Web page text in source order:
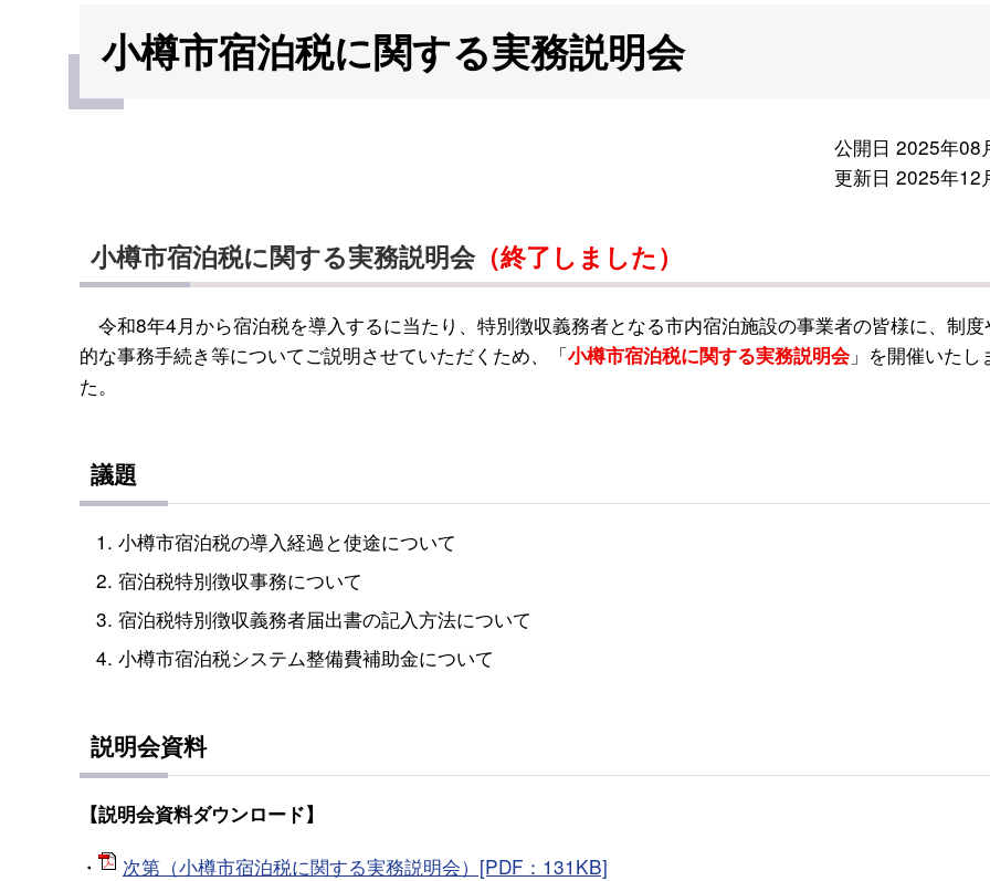
小樽市宿泊税に関する実務説明会
公開日 2025年08
更新日 2025年12
小樽市宿泊税に関する実務説明会（終了しました）
令和8年4月から宿泊税を導入するに当たり、特別徴収義務者となる市内宿泊施設の事業者の皆様に、制度
的な事務手続き等についてご説明させていただくため、「小樽市宿泊税に関する実務説明会 」を開催いたし
た。
議題
小樽市宿泊税の導入経過と使途について
宿泊税特別徴収事務について
宿泊税特別徴収義務者届出書の記入方法について
小樽市宿泊税システム整備費補助金について
説明会資料
【説明会資料ダウンロード】
・
次第（小樽市宿泊税に関する実務説明会）[PDF：131KB]